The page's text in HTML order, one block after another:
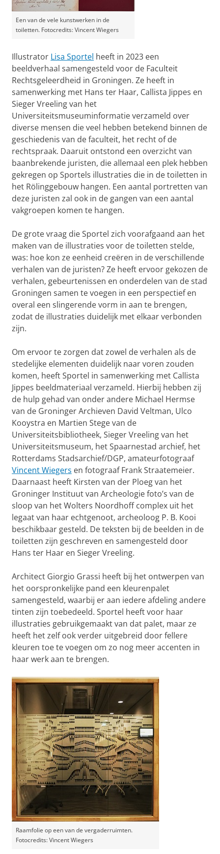
Een van de vele kunstwerken in de
toiletten. Fotocredits: Vincent Wiegers
Illustrator Lisa Sportel heeft in 2023 een
beeldverhaal samengesteld voor de Faculteit
Rechtsgeleerdheid in Groningen. Ze heeft in
samenwerking met Hans ter Haar, Callista Jippes en
Sieger Vreeling van het
Universiteitsmuseuminformatie verzameld over
diverse mensen die veel hebben betekend binnen de
geschiedenis van de faculteit, het recht of de
rechtspraak. Daaruit ontstond een overzicht van
baanbrekende juristen, die allemaal een plek hebben
gekregen op Sportels illustraties die in de toiletten in
het Rölinggebouw hangen. Een aantal portretten van
deze juristen zal ook in de gangen van een aantal
vakgroepen komen te hangen.
De grote vraag die Sportel zich voorafgaand aan het
maken van de illustraties voor de toiletten stelde,
was: hoe kon ze eenheid creëren in de verschillende
verhalen van de juristen? Ze heeft ervoor gekozen de
verhalen, gebeurtenissen en onderdelen van de stad
Groningen samen te voegen in een perspectief en
overal een slingerende vorm in aan te brengen,
zodat de illustraties duidelijk met elkaar verbonden
zijn.
Om ervoor te zorgen dat zowel de verhalen als de
stedelijke elementen duidelijk naar voren zouden
komen, heeft Sportel in samenwerking met Callista
Jippes beeldmateriaal verzameld. Hierbij hebben zij
de hulp gehad van onder andere Michael Hermse
van de Groninger Archieven David Veltman, Ulco
Kooystra en Martien Stege van de
Universiteitsbibliotheek, Sieger Vreeling van het
Universiteitsmuseum, het Spaarnestad archief, het
Rotterdams Stadsarchief/DGP, amateurfotograaf
Vincent Wiegers en fotograaf Frank Straatemeier.
Daarnaast heeft Kirsten van der Ploeg van het
Groninger Instituut van Archeologie foto’s van de
sloop van het Wolters Noordhoff complex uit het
legaat van haar echtgenoot, archeoloog P. B. Kooi
beschikbaar gesteld. De teksten bij de beelden in de
toiletten zijn geschreven en samengesteld door
Hans ter Haar en Sieger Vreeling.
Architect Giorgio Grassi heeft bij het ontwerpen van
het oorspronkelijke pand een kleurenpalet
samengesteld, waarbij er aan iedere afdeling andere
tinten zijn toebedeeld. Sportel heeft voor haar
illustraties gebruikgemaakt van dat palet, maar ze
heeft het zelf ook verder uitgebreid door fellere
kleuren toe te voegen om zo nog meer accenten in
haar werk aan te brengen.
Raamfolie op een van de vergaderruimten.
Fotocredits: Vincent Wiegers